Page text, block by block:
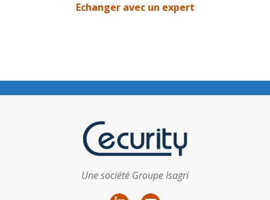
Echanger avec un expert
Une société Groupe Isagri